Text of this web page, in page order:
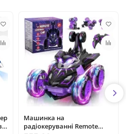
Машинка на
радіокеруванні Remote